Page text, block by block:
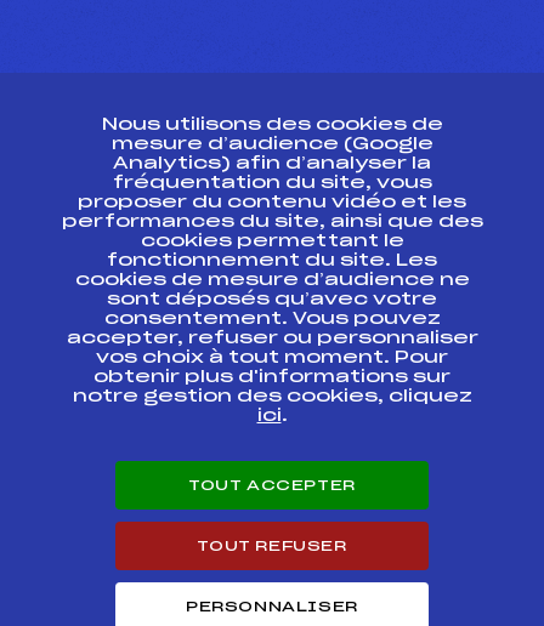
Ressources
Pass’Neige
Projet sportif fédéral
Projet de performance fédéral
Antidopage
Pôle Développement, Formation, Suivi
Scientifique
Listes ministérielles
Pôle vie de l’athlète
Enseignement professionnel
Carrières
Nous utilisons des cookies de
mesure d’audience (Google
Analytics) afin d’analyser la
fréquentation du site, vous
proposer du contenu vidéo et les
performances du site, ainsi que des
cookies permettant le
fonctionnement du site. Les
cookies de mesure d’audience ne
sont déposés qu’avec votre
consentement. Vous pouvez
accepter, refuser ou personnaliser
vos choix à tout moment. Pour
obtenir plus d'informations sur
notre gestion des cookies, cliquez
ici.
TOUT ACCEPTER
TOUT REFUSER
PERSONNALISER